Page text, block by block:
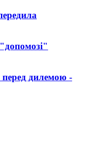
перед дилемою -